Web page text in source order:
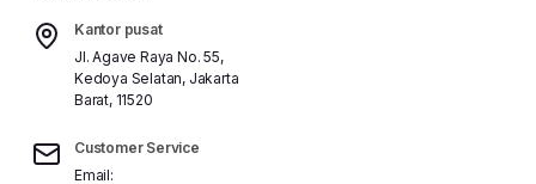
Kantor pusat
Jl. Agave Raya No. 55,
Kedoya Selatan, Jakarta
Barat, 11520
Customer Service
Email: